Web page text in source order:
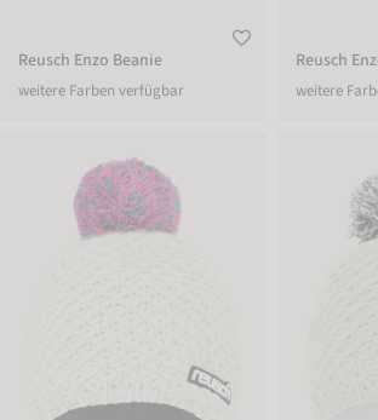
Reusch Enzo Beanie
weitere Farben verfügbar
Reusch
weitere